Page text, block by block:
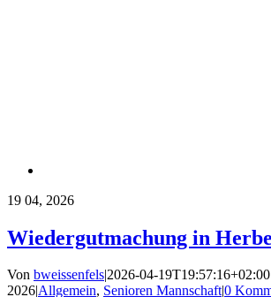
19 04, 2026
Wiedergutmachung in
Von bweissenfels|2026-04-19T19:57:16+02:00
2026|Allgemein, Senioren Mannschaft|0